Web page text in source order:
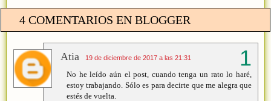
4 COMENTARIOS EN BLOGGER
Atia 19 de diciembre de 2017 a las 21:31
No he leído aún el post, cuando tenga un rato lo haré,
estoy trabajando. Sólo es para decirte que me alegra que
estés de vuelta.